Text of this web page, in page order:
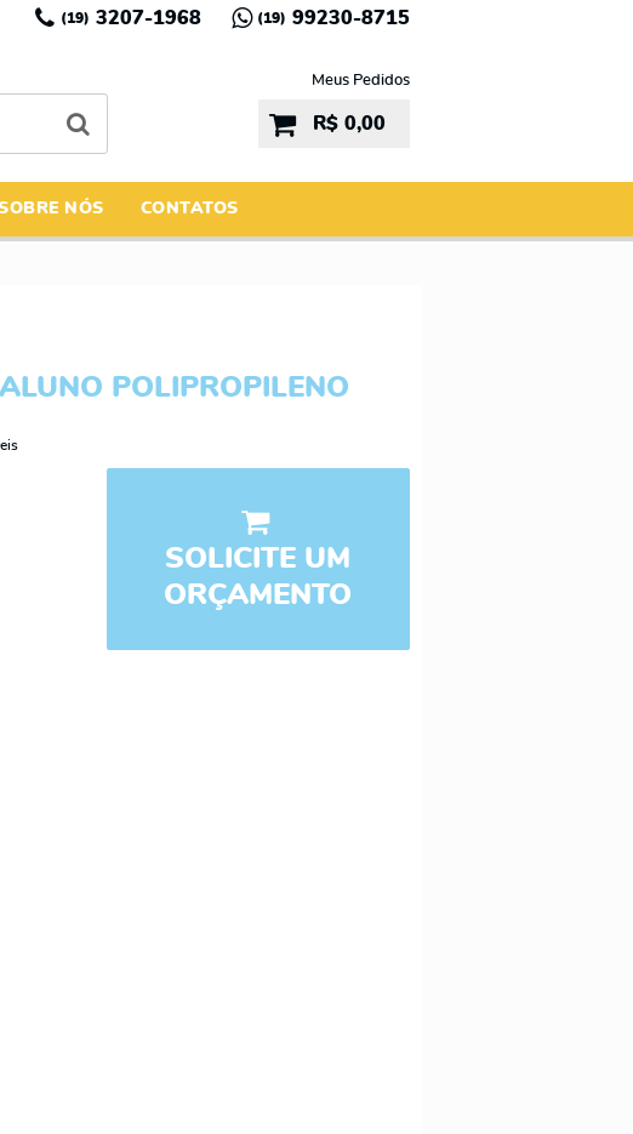
(19) 3207-1968 (19) 99230-8715
Meus Pedidos
R$ 0,00
NÓS CONTATOS
POLIPROPILENO
SOLICITE UM
ORÇAMENTO